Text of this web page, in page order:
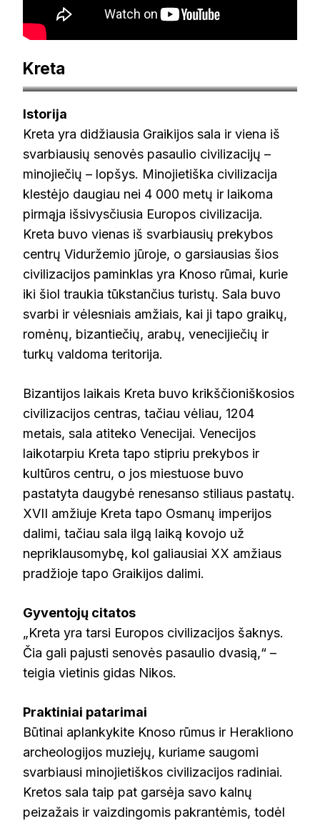
Kreta
Istorija
Kreta yra didžiausia Graikijos sala ir viena iš
svarbiausių senovės pasaulio civilizacijų –
minojiečių – lopšys. Minojietiška civilizacija
klestėjo daugiau nei 4 000 metų ir laikoma
pirmąja išsivysčiusia Europos civilizacija.
Kreta buvo vienas iš svarbiausių prekybos
centrų Viduržemio jūroje, o garsiausias šios
civilizacijos paminklas yra Knoso rūmai, kurie
iki šiol traukia tūkstančius turistų. Sala buvo
svarbi ir vėlesniais amžiais, kai ji tapo graikų,
romėnų, bizantiečių, arabų, venecijiečių ir
turkų valdoma teritorija.
Bizantijos laikais Kreta buvo krikščioniškosios
civilizacijos centras, tačiau vėliau, 1204
metais, sala atiteko Venecijai. Venecijos
laikotarpiu Kreta tapo stipriu prekybos ir
kultūros centru, o jos miestuose buvo
pastatyta daugybė renesanso stiliaus pastatų.
XVII amžiuje Kreta tapo Osmanų imperijos
dalimi, tačiau sala ilgą laiką kovojo už
nepriklausomybę, kol galiausiai XX amžiaus
pradžioje tapo Graikijos dalimi.
Gyventojų citatos
„Kreta yra tarsi Europos civilizacijos šaknys.
Čia gali pajusti senovės pasaulio dvasią,“ –
teigia vietinis gidas Nikos.
Praktiniai patarimai
Būtinai aplankykite Knoso rūmus ir Herakliono
archeologijos muziejų, kuriame saugomi
svarbiausi minojietiškos civilizacijos radiniai.
Kretos sala taip pat garsėja savo kalnų
peizažais ir vaizdingomis pakrantėmis, todėl